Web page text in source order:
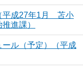
平成27年1月 苫小
進課）
ル（予定）（平成